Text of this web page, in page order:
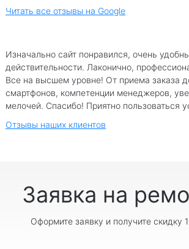
Читать все отзывы на Google
Изначально сайт понравился, очень
действительности. Лаконично,
Все на высшем уровне! От приема заказа
смартфонов, компетенции менеджеров,
мелочей. Спасибо! Приятно пользоваться
Отзывы наших клиентов
Заявка на
Оформите заявку и получите скидку